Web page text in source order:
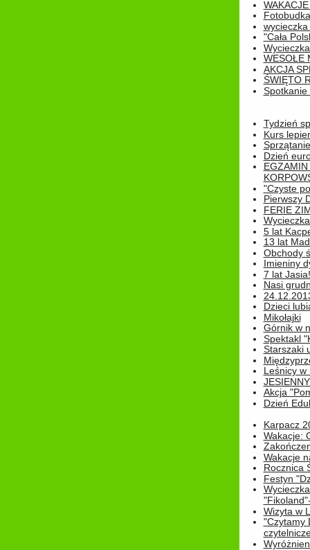
Fotobudka
"Cała
WESOŁE
AKCJA
ŚWIĘTO
Spotkanie
Tydzień
Kurs
Dzień
"Czyste
Pierwszy
FERIE
5 lat
13 lat
Obchody
Imieniny
7 lat Jasia!
Nasi
Dzieci
Mikołajki
Górnik w
Spektakl
Starszaki
Leśnicy w
Akcja
Dzień
Karpacz
Wakacje:
Wakacje
Rocznica
Festyn
Wizyta w
"Czytamy